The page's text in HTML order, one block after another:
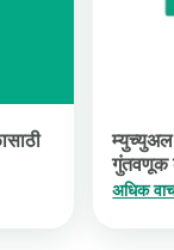
गुंतवणूक
अधिक